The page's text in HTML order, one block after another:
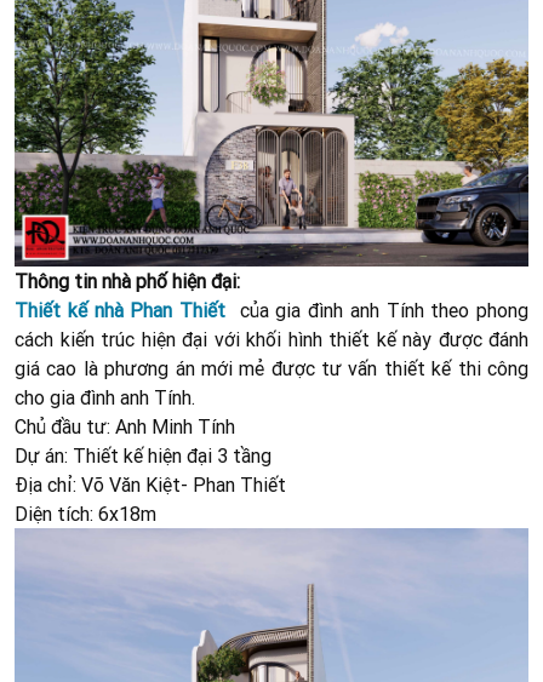
Thông tin nhà phố hiện đại:
Thiết kế nhà Phan Thiết của gia đình anh Tính theo phong
cách kiến trúc hiện đại với khối hình thiết kế này được đánh
giá cao là phương án mới mẻ được tư vấn thiết kế thi công
cho gia đình anh Tính.
Chủ đầu tư: Anh Minh Tính
Dự án: Thiết kế hiện đại 3 tầng
Địa chỉ: Võ Văn Kiệt- Phan Thiết
Diện tích: 6x18m